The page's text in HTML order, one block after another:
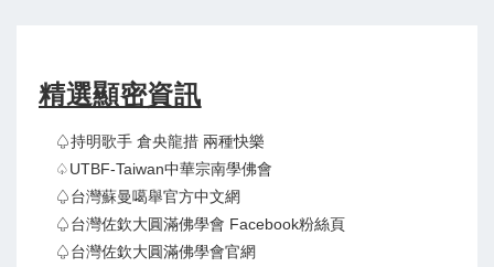
精選顯密資訊
♤持明歌手 倉央龍措 兩種快樂
♤UTBF-Taiwan中華宗南學佛會
♤台灣蘇曼噶舉官方中文網
♤台灣佐欽大圓滿佛學會 Facebook粉絲頁
♤台灣佐欽大圓滿佛學會官網